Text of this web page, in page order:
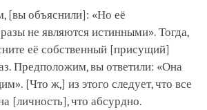
[вы объяснили]: «Но её
не являются истинными». Тогда,
её собственный [присущий]
Предположим, вы ответили: «Она
[Что ж,] из этого следует, что все
[личность], что абсурдно.